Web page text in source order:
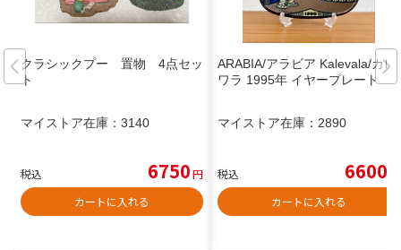
クラシックプー 置物 4点セッ
ト
マイストア在庫： 3140
税込 6750円
カートに入れる
ARABIA/アラビア Kalevala/カレ
ワラ 1995年 イヤープレート
マイストア在庫： 2890
税込 6600
カートに入れる